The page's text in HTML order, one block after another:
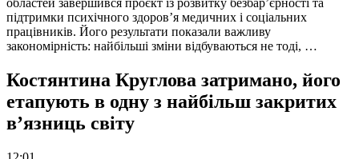
областей завершився проєкт із розвитку безбар’єрності та
підтримки психічного здоров’я медичних і соціальних
працівників. Його результати показали важливу
закономірність: найбільші зміни відбуваються не тоді, …
Костянтина Круглова затримано, його
етапують в одну з найбільш закритих
в’язниць світу